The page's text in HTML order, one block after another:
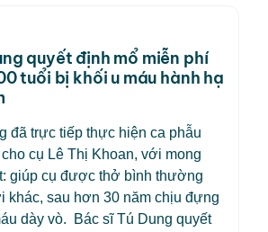
quyết định mổ miễn phí
tuổi bị khối u máu hành hạ
đã trực tiếp thực hiện ca phẫu
cụ Lê Thị Khoan, với mong
giúp cụ được thở bình thường
khác, sau hơn 30 năm chịu đựng
dày vò. Bác sĩ Tú Dung quyết